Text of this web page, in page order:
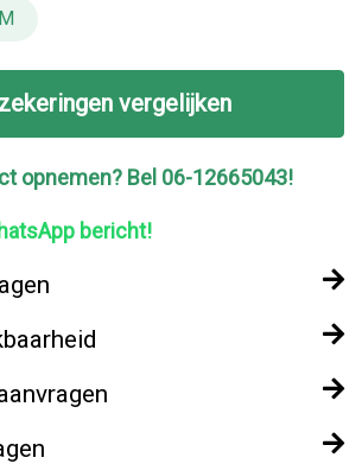
vergelijken
opnemen? Bel 06-12665043!
bericht!